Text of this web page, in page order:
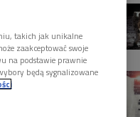
takich jak unikalne
zaakceptować swoje
na podstawie prawnie
będą sygnalizowane